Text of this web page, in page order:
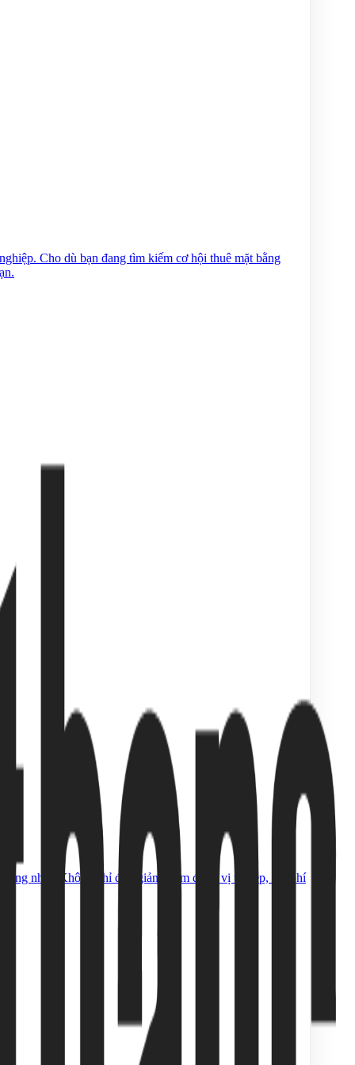
Cho dù bạn đang tìm kiếm cơ hội thuê mặt bằng
nhất. Không chỉ đơn giản là tìm được vị trí đẹp, chi phí